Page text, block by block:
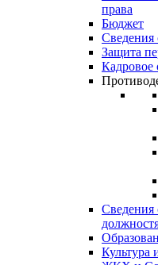
права
Бюджет
Сведения
Защита
Кадровое
Сведения
Культура